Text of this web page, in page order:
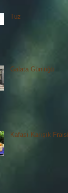
Tuz
Galata Günlüğü
Kafası Karışık